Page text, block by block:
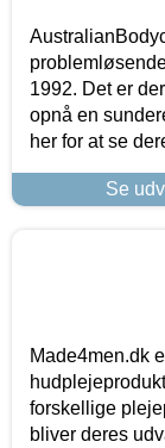
1992. Det er
opnå en
her for at se
Se
Made4men.dk
forskellige
bliver deres